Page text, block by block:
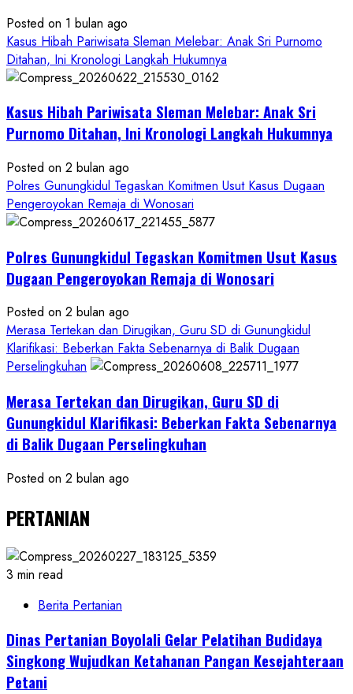
Aliansi
Janji
Kawal
Proses
Sampai
Tuntas
Posted on 1 bulan ago
Kasus Hibah Pariwisata Sleman Melebar: Anak Sri Purnomo
Ditahan, Ini Kronologi Langkah Hukumnya
Kasus Hibah Pariwisata Sleman Melebar: Anak Sri
Purnomo Ditahan, Ini Kronologi Langkah Hukumnya
Posted on 2 bulan ago
Polres Gunungkidul Tegaskan Komitmen Usut Kasus Dugaan
Pengeroyokan Remaja di Wonosari
Polres Gunungkidul Tegaskan Komitmen Usut Kasus
Dugaan Pengeroyokan Remaja di Wonosari
Posted on 2 bulan ago
Merasa Tertekan dan Dirugikan, Guru SD di Gunungkidul
Klarifikasi: Beberkan Fakta Sebenarnya di Balik Dugaan
Perselingkuhan
Merasa Tertekan dan Dirugikan, Guru SD di
Gunungkidul Klarifikasi: Beberkan Fakta Sebenarnya
di Balik Dugaan Perselingkuhan
Posted on 2 bulan ago
PERTANIAN
3 min read
Berita Pertanian
Dinas Pertanian Boyolali Gelar Pelatihan Budidaya
Singkong Wujudkan Ketahanan Pangan Kesejahteraan
Petani